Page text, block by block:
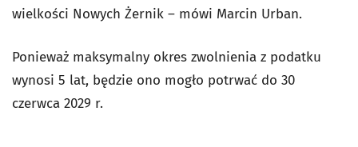
wielkości Nowych Żernik – mówi Marcin Urban.
Ponieważ maksymalny okres zwolnienia z podatku
wynosi 5 lat, będzie ono mogło potrwać do 30
czerwca 2029 r.